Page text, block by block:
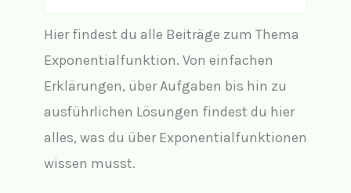
Hier findest du alle Beiträge zum Thema
Exponentialfunktion. Von einfachen
Erklärungen, über Aufgaben bis hin zu
ausführlichen Lösungen findest du hier
alles, was du über Exponentialfunktionen
wissen musst.